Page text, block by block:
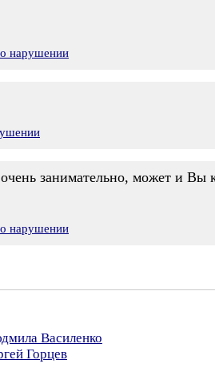
о нарушении
занимательно, может и Вы
о нарушении
Василенко
Горцев